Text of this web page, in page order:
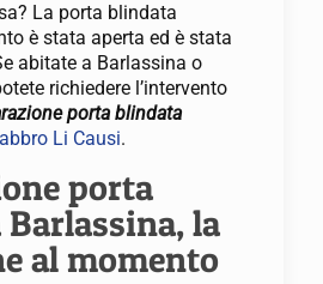
La porta blindata
è stata aperta ed è stata
abitate a Barlassina o
richiedere l’intervento
porta blindata
Li Causi.
porta
la
al momento